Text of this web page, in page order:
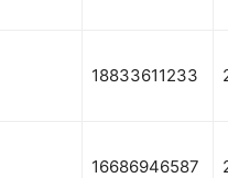
18833611233
16686946587